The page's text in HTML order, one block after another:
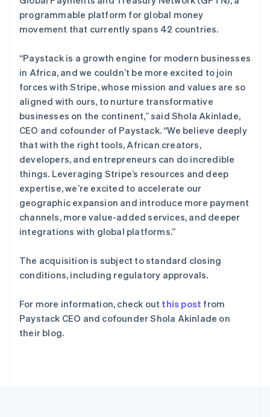
programmable platform for global money
movement that currently spans 42 countries.
“Paystack is a growth engine for modern businesses
in Africa, and we couldn’t be more excited to join
forces with Stripe, whose mission and values are so
aligned with ours, to nurture transformative
businesses on the continent,” said Shola Akinlade,
CEO and cofounder of Paystack. “We believe deeply
that with the right tools, African creators,
developers, and entrepreneurs can do incredible
things. Leveraging Stripe’s resources and deep
expertise, we’re excited to accelerate our
geographic expansion and introduce more payment
channels, more value-added services, and deeper
integrations with global platforms.”
The acquisition is subject to standard closing
conditions, including regulatory approvals.
For more information, check out this post from
Paystack CEO and cofounder Shola Akinlade on
their blog.
日本
日本語English
瑞典
DeutschFrançaisItaliano English
塞浦路斯
English
斯洛伐克
English
斯洛文尼亚
EnglishItaliano
泰国
ไทยEnglish
希腊
English
西班牙
Español
新加坡
English简体中文
English
匈牙利
意大利
ItalianoEnglish
印度
English